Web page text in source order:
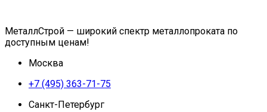
МеталлСтрой — широкий спектр металлопроката по
доступным ценам!
Москва
+7 (495) 363-71-75
Санкт-Петербург